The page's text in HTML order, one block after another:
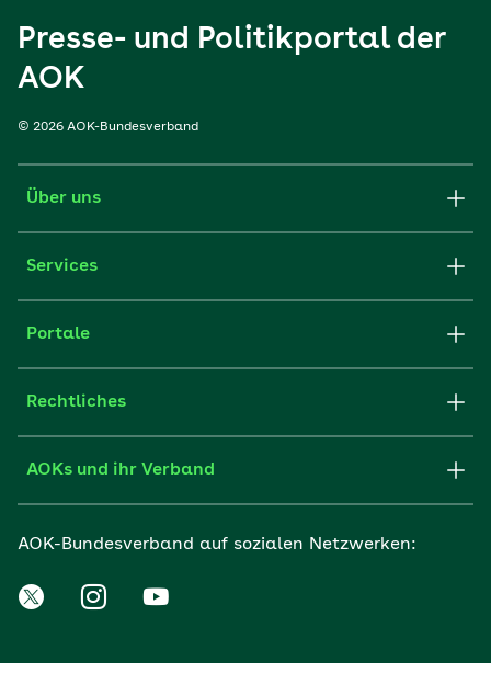
Presse- und Politikportal der
AOK
© 2026 AOK-Bundesverband
Über uns
Services
Portale
Rechtliches
AOKs und ihr Verband
AOK-Bundesverband auf sozialen Netzwerken: